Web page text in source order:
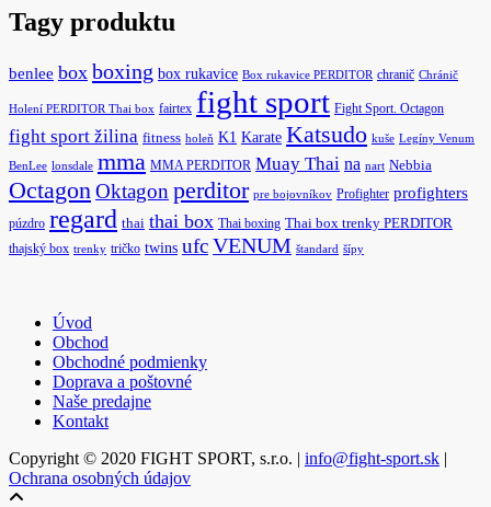
Tagy produktu
benlee box boxing box rukavice Box rukavice PERDITOR chranič Chránič
Holení PERDITOR Thai box fairtex fight sport Fight Sport. Octagon
fight sport žilina fitness holeň K1 Karate Katsudo kuše Legíny Venum
BenLee lonsdale mma MMA PERDITOR Muay Thai na nart Nebbia
Octagon Oktagon perditor pre bojovníkov Profighter profighters
púzdro regard thai thai box Thai boxing Thai box trenky PERDITOR
thajský box trenky tričko twins ufcVENUM štandard šípy
Úvod
Obchod
Obchodné podmienky
Doprava a poštovné
Naše predajne
Kontakt
Copyright © 2020 FIGHT SPORT, s.r.o. | info@fight-sport.sk |
Ochrana osobných údajov